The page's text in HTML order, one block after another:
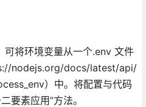
将环境变量从一个.env 文件
nodejs.org/docs/latest/api/
）中。将配置与代码
要素应用”方法。